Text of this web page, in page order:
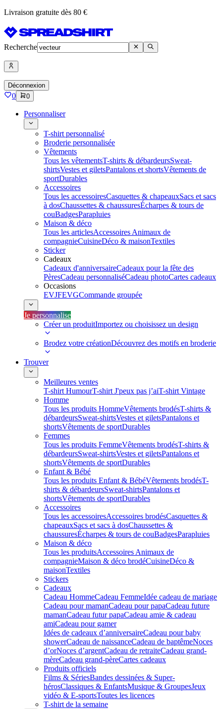
Livraison gratuite dès 80 €
Recherche
Déconnexion
0 0
Personnaliser
T-shirt personnalisé
Broderie personnalisée
Vêtements
Tous les vêtementsT-shirts & débardeursSweat-
shirtsVestes et giletsPantalons et shortsVêtements de
sportDurables
Accessoires
Tous les accessoiresCasquettes & chapeauxSacs et sacs
à dosChaussettes & chaussuresÉcharpes & tours de
couBadgesParapluies
Maison & déco
Tous les articlesAccessoires Animaux de
compagnieCuisineDéco & maisonTextiles
Sticker
Cadeaux
Cadeaux d'anniversaireCadeaux pour la fête des
PèresCadeau personnaliséCadeau photoCartes cadeaux
Occasions
EVJFEVGCommande groupée
Je personnalise
Créer un produitImportez ou choisissez un design
Brodez votre créationDécouvrez des motifs en broderie
Trouver
Meilleures ventes
T-shirt HumourT-shirt J'peux pas j’aiT-shirt Vintage
Homme
Tous les produits HommeVêtements brodésT-shirts &
débardeursSweat-shirtsVestes et giletsPantalons et
shortsVêtements de sportDurables
Femmes
Tous les produits FemmeVêtements brodésT-shirts &
débardeursSweat-shirtsVestes et giletsPantalons et
shortsVêtements de sportDurables
Enfant & Bébé
Tous les produits Enfant & BébéVêtements brodésT-
shirts & débardeursSweat-shirtsPantalons et
shortsVêtements de sportDurables
Accessoires
Tous les accessoiresAccessoires brodésCasquettes &
chapeauxSacs et sacs à dosChaussettes &
chaussuresÉcharpes & tours de couBadgesParapluies
Maison & déco
Tous les produitsAccessoires Animaux de
compagnieMaison & déco brodéCuisineDéco &
maisonTextiles
Stickers
Cadeaux
Cadeau HommeCadeau FemmeIdée cadeau de mariage​
Cadeau pour mamanCadeau pour papaCadeau future
mamanCadeau futur papaCadeau amie & cadeau
amiCadeau pour gamer
Idées de cadeaux d’anniversaireCadeau pour baby
showerCadeau de naissanceCadeau de baptêmeNoces
d’orNoces d’argentCadeau de retraiteCadeau grand-
mèreCadeau grand-pèreCartes cadeaux
Produits officiels
Films & SériesBandes dessinées & Super-
hérosClassiques & EnfantsMusique & GroupesJeux
vidéo & E-sportsToutes les licences
T-shirt de la semaine